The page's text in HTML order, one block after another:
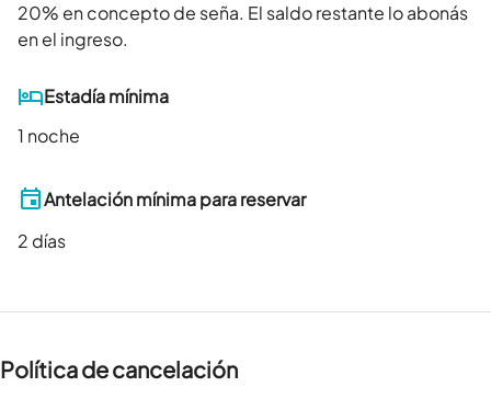
20% en concepto de seña. El saldo restante lo abonás
en el ingreso.
Estadía mínima
1 noche
Antelación mínima para reservar
2 días
Política de cancelación